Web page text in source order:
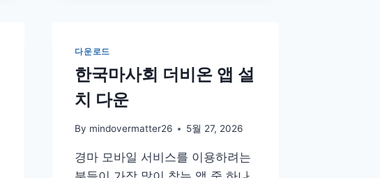
는
법
한
사
이
다운로드
한국마사회 더비온 앱 설
치 다운
By mindovermatter26 5월 27, 2026
경마 모바일 서비스를 이용하려는